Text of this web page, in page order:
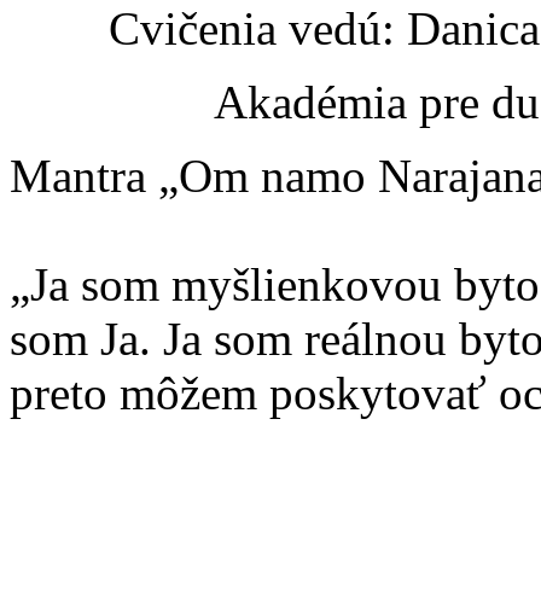
Cvičenia vedú:
Akadémia pre
Mantra „Om namo
„Ja som myšlienkovou
som Ja. Ja som reálnou
preto môžem poskytovať